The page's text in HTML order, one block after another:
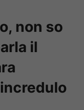
non so
il